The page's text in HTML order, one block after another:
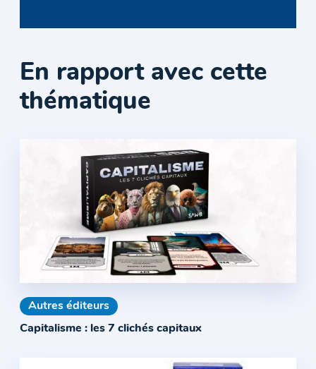
En rapport avec cette
thématique
Autres éditeurs
Capitalisme : les 7 clichés capitaux